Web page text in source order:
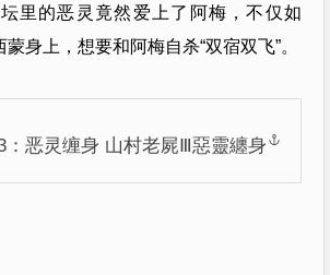
里的恶灵竟然爱上了阿梅，不仅如
身上，想要和阿梅自杀“双宿双飞”。
：恶灵缠身 山村老屍Ⅲ惡靈纏身